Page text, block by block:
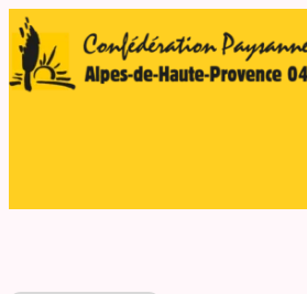
Aller
au
contenu